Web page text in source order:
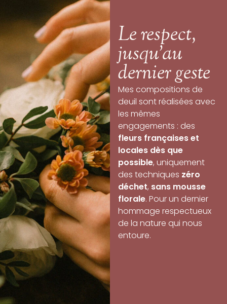
Le respect,
jusqu’au
dernier geste
Mes compositions de
deuil sont réalisées avec
les mêmes
engagements : des
fleurs françaises et
locales dès que
possible, uniquement
des techniques zéro
déchet, sans mousse
florale. Pour un dernier
hommage respectueux
de la nature qui nous
entoure.